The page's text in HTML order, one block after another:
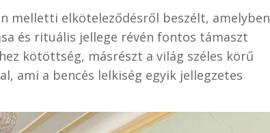
melletti elköteleződésről beszélt, amelyben
és rituális jellege révén fontos támaszt
kötöttség, másrészt a világ széles körű
ami a bencés lelkiség egyik jellegzetes